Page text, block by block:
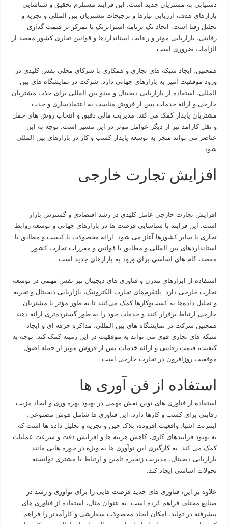
دستیابی به مشتریان جدید است. این فرآیند مستلزم تحقیق و شناسایی
بازارهای هدف، ارزیابی نیازها و ترجیحات مشتریان بین المللی و تجزیه و
تحلیل رقبا است. ایجاد یک برنامه استراتژیک با تمرکز بر قیمت گذاری
رقابتی، بازاریابی موثر و رعایت استانداردها و قوانین تجاری کشور مقصد از
الزامات ضروری است.
همچنین، ایجاد شبکه های تجاری و همکاری با شرکای محلی نقش کلیدی در
ورود موفقیت آمیز به بازارهای جهانی دارد. شرکت در نمایشگاه های بین
المللی، استفاده از بازاریابی دیجیتال و سئو بین المللی برای جذب مشتریان
خارجی و ارائه خدمات پس از فروش مناسب به اعتمادسازی و جذب
مشتریان پایدار کمک می کند. مدیریت مالی دقیق و انتخاب روش های حمل
و نقل کارآمد نیز از دیگر عوامل موثر در این مسیر است. توجه به این
عناصر می تواند منجر به توسعه پایدار کسب و کار در بازارهای بین المللی
شود.
افزایش تجارت خارجی
افزایشتجارت خارجی عامل کلیدی در رشد اقتصادی و گسترش بازار
است. این فرآیند با شناسایی فرصت ها در بازارهای جهانی و توسعه روابط
تجاری با سایر کشورها آغاز می شود. ارائه محصولات با کیفیت و مطابق با
استانداردهای بین المللی و مطابق با قوانین و مقررات تجارت کشور
مقصد، گام های اساسی برای ورود به بازارهای جدید است.
استفاده از ابزارهای مدرن و فناوری های دیجیتال نیز نقش مهمی در توسعه
تجارت خارجی دارد. پلتفرم‌های تجارت الکترونیک، بازاریابی دیجیتال و تجزیه
و تحلیل داده‌ها به کسب‌وکارها کمک می‌کنند تا به طور مؤثر با مشتریان
خارجی ارتباط برقرار کنند و خدمات خود را به طور گسترده‌تری ارائه دهند.
همچنین شرکت در نمایشگاه های بین المللی، مذاکره حرفه ای و ایجاد
شبکه های تجاری قوی می تواند به موفقیت در این زمینه کمک کند. توجه به
کیفیت، قیمت رقابتی و ارائه خدمات پس از فروش موثر از جمله اصول
موفقیت روزافزون در تجارت خارجی است.
استفاده از فن آوری ها
استفاده از فناوری های نوین نقش مهمی در بهبود بهره وری و ایجاد مزیت
رقابتی برای کسب و کارها دارد. این فناوری ها شامل هوش مصنوعی،
اینترنت اشیا، واقعیت افزوده، بلاک چین و تجزیه و تحلیل داده ها است که
به بهبود فرآیندهای کاری، کاهش هزینه ها و افزایش دقت و سرعت عملیات
کمک می کند. به کارگیری این نوآوری ها به ویژه در حوزه هایی مانند
بازاریابی دیجیتال، مدیریت زنجیره تامین و ارتباط با مشتری توانسته
تحولات اساسی ایجاد کند.
علاوه بر این، فناوری های جدید فرصت هایی را برای نوآوری و رشد در
صنایع مختلف فراهم کرده است. به عنوان مثال، استفاده از فناوری های
پیشرفته در تولید، امکان ایجاد محصولات سفارشی و کارآمدتر را فراهم